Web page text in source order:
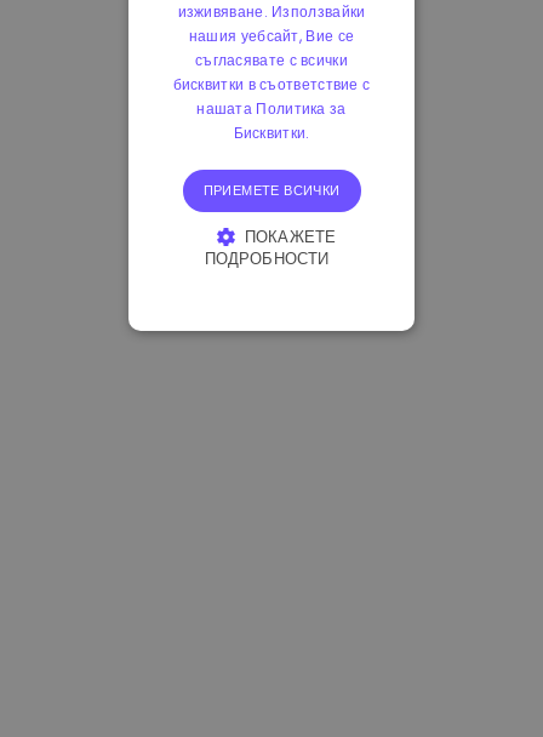
изживяване. Използвайки
нашия уебсайт, Вие се
съгласявате с всички
бисквитки в съответствие с
нашата Политика за
Бисквитки.
ПРИЕМЕТЕ ВСИЧКИ
ПОКАЖЕТЕ
ПОДРОБНОСТИ